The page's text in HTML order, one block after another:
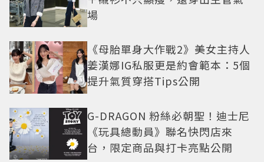
場
《母胎單身大作戰2》美女主持人
姜漢娜IG私服更是約會範本：5個
提升氣質穿搭Tips公開
G-DRAGON 粉絲必朝聖！迪士尼
《玩具總動員》聯名快閃店來
台，限定商品與打卡亮點公開